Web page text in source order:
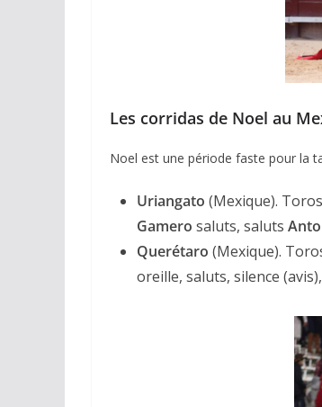
Les corridas de Noel au
Noel est une période faste pour la
Uriangato (Mexique).
Gamero saluts, saluts
Querétaro (Mexique).
oreille, saluts, silence